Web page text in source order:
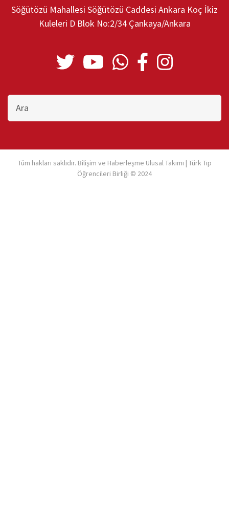
Söğütözü Mahallesi Söğütözü Caddesi Ankara Koç İkiz
Kuleleri D Blok No:2/34 Çankaya/Ankara
Bu
sitede
ara
Tüm hakları saklıdır. Bilişim ve Haberleşme Ulusal Takımı | Türk Tıp
Öğrencileri Birliği © 2024